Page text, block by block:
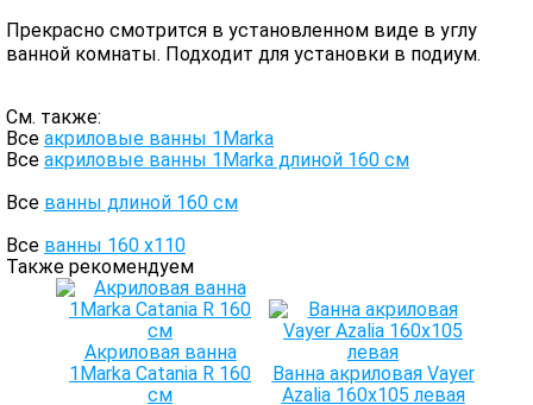
Прекрасно смотрится в установленном виде в углу
ванной комнаты. Подходит для установки в подиум.
См. также:
Все акриловые ванны 1Marka
Все акриловые ванны 1Marka длиной 160 см
Все ванны длиной 160 см
Все ванны 160 х110
Также рекомендуем
Акриловая ванна
1Marka Catania R 160
см
Ванна акриловая Vayer
Azalia 160x105 левая